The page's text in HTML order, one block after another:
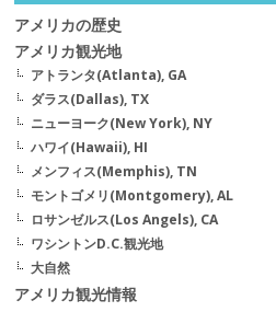
アメリカの歴史
アメリカ観光地
アトランタ(Atlanta), GA
ダラス(Dallas), TX
ニューヨーク(New York), NY
ハワイ(Hawaii), HI
メンフィス(Memphis), TN
モントゴメリ(Montgomery), AL
ロサンゼルス(Los Angels), CA
ワシントンD.C.観光地
大自然
アメリカ観光情報